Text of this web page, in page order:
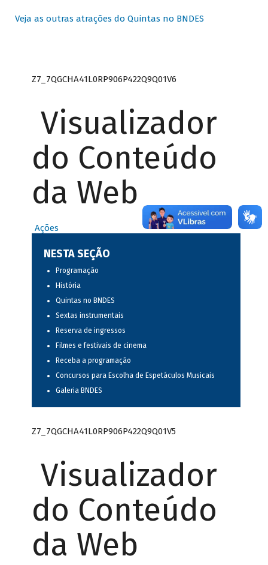
Veja as outras atrações do Quintas no BNDES
Z7_7QGCHA41L0RP906P422Q9Q01V6
Visualizador
do Conteúdo
da Web
Ações
NESTA SEÇÃO
Programação
História
Quintas no BNDES
Sextas instrumentais
Reserva de ingressos
Filmes e festivais de cinema
Receba a programação
Concursos para Escolha de Espetáculos Musicais
Galeria BNDES
Z7_7QGCHA41L0RP906P422Q9Q01V5
Visualizador
do Conteúdo
da Web